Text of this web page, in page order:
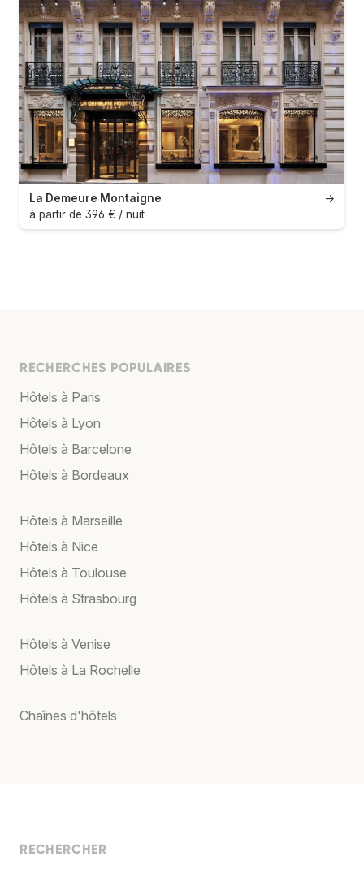
→
La Demeure Montaigne
à partir de 396 € / nuit
RECHERCHES POPULAIRES
Hôtels à Paris
Hôtels à Lyon
Hôtels à Barcelone
Hôtels à Bordeaux
Hôtels à Marseille
Hôtels à Nice
Hôtels à Toulouse
Hôtels à Strasbourg
Hôtels à Venise
Hôtels à La Rochelle
Chaînes d'hôtels
RECHERCHER